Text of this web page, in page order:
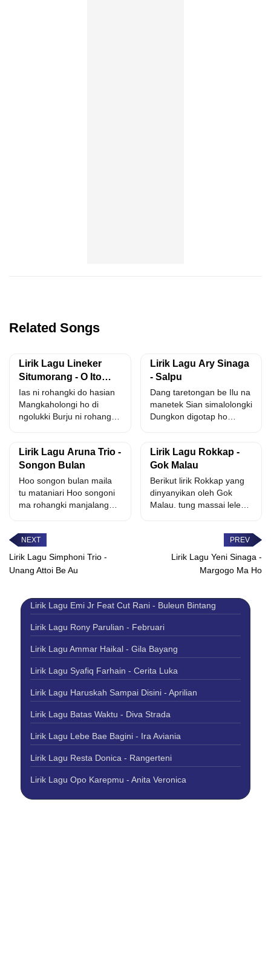
Related Songs
Lirik Lagu Lineker
Situmorang - O Ito
Hasian
Ias ni rohangki do hasian
Mangkaholongi ho di
ngolukki Burju ni rohangki
Lirik Lagu Ary Sinaga
- Salpu
Dang taretongan be Ilu na
manetek Sian simalolongki
Dungkon digotap ho
Lirik Lagu Aruna Trio -
Songon Bulan
Hoo songon bulan maila
tu mataniari Hoo songoni
ma rohangki manjalang
Lirik Lagu Rokkap -
Gok Malau
Berikut lirik Rokkap yang
dinyanyikan oleh Gok
Malau. tung massai leleng
Lirik Lagu Simphoni Trio -
Unang Attoi Be Au
Lirik Lagu Yeni Sinaga -
Margogo Ma Ho
Lirik Lagu Emi Jr Feat Cut Rani - Buleun Bintang
Lirik Lagu Rony Parulian - Februari
Lirik Lagu Ammar Haikal - Gila Bayang
Lirik Lagu Syafiq Farhain - Cerita Luka
Lirik Lagu Haruskah Sampai Disini - Aprilian
Lirik Lagu Batas Waktu - Diva Strada
Lirik Lagu Lebe Bae Bagini - Ira Aviania
Lirik Lagu Resta Donica - Rangerteni
Lirik Lagu Opo Karepmu - Anita Veronica